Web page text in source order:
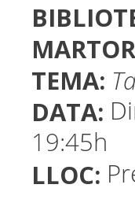
TEMA:
DATA:
19:45h
LLOC: